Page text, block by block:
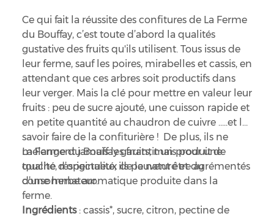
Ce qui fait la réussite des confitures de La Ferme
du Bouffay, c’est toute d’abord la qualités
gustative des fruits qu'ils utilisent. Tous issus de
leur ferme, sauf les poires, mirabelles et cassis, en
attendant que ces arbres soit productifs dans
leur verger. Mais la clé pour mettre en valeur leur
fruits : peu de sucre ajouté, une cuisson rapide et
en petite quantité au chaudron de cuivre …..et le
savoir faire de la confiturière ! De plus, ils ne
mélangent jamais les fruits, mais pour une
touche d’originalité, ils peuvent être agrémentés
d’une herbe aromatique produite dans la
ferme.
La Ferme du Bouffay garantit un produit de
qualité, respectueux de la nature et du
consommateur.
Ingrédients : cassis*, sucre, citron, pectine de